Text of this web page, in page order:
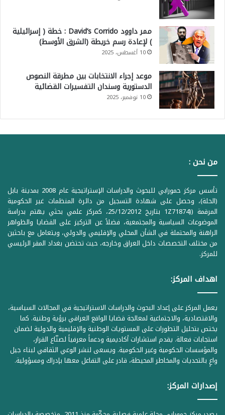
ممر داوود David’s Corrido : خطة ( إسرائيلية
) لإعادة رسم خريطة (الشرق الأوسط)
10 أغسطس، 2025
موعد إجراء الانتخابات بين مطرقة النصوص
الدستورية وسندان التفسيرات القضائية
10 نوفمبر، 2025
من نحن :
تأسس مركز حمورابي للبحوث والدراسات الإستراتيجية عام 2008 بمدينة بابل
(الحلة)، وحصل على شهادة التسجيل من دائرة المنظمات غير الحكومية
المرقمة ((1Z71874 بتاريخ 25/12/2012، كمركز علمي بحثي يهتم بدراسة
الموضوعات السياسية والمجتمعية، فضلاً عن التركيز على القضايا والظواهر
الراهنة والمحتملة في الشأن المحلي والإقليمي والدولي، ويتعامل مع باحثين
من مختلف التخصصات داخل العراق وخارجه، حيث تحتضن بغداد المقر الرئيسي
للمركز.
اهداف المركز:
يعمل المركز على إعداد البحوث والدراسات الاستراتيجية في المجالات السياسية،
والاقتصادية، والاجتماعية لمعالجة قضايا الواقع العراقي برؤية وطنية. كما
يختص بتحليل التطورات على المستويات الوطنية والإقليمية والدولية لضمان
استجابات فعالة. يقدم استشارات أكاديمية ودعماً معرفياً لصنّاع القرار،
والمؤسسات الحكومية وغير الحكومية. ويسعى لنشر الوعي الثقافي لبناء جيل
واعٍ بالتحديات والمخاطر المحيطة، قادر على التفاعل معها بإدراك ومسؤولية.
إصدارات المركز: